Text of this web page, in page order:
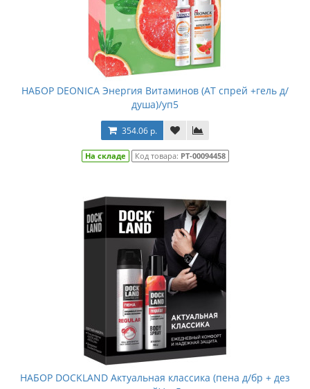
НАБОР DEONICA Энергия Витаминов (АТ спрей +гель д/
душа)/уп5
354.06 р.
На складе Код товара: РТ-00094458
НАБОР DOCKLAND Актуальная классика (пена д/бр + дез